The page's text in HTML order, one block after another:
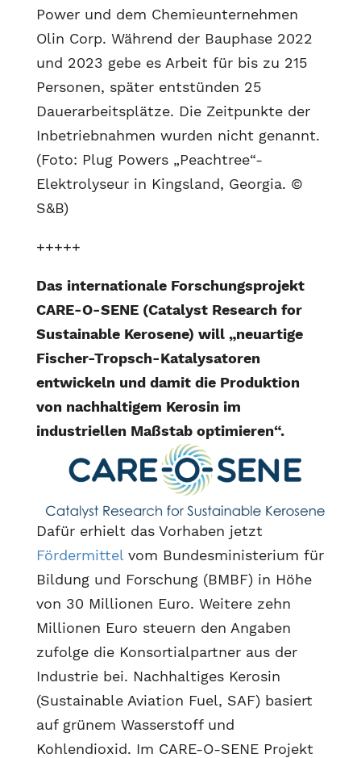
Power und dem Chemieunternehmen
Olin Corp. Während der Bauphase 2022
und 2023 gebe es Arbeit für bis zu 215
Personen, später entstünden 25
Dauerarbeitsplätze. Die Zeitpunkte der
Inbetriebnahmen wurden nicht genannt.
(Foto: Plug Powers „Peachtree“-
Elektrolyseur in Kingsland, Georgia. ©
S&B)
+++++
Das internationale Forschungsprojekt
CARE-O-SENE (Catalyst Research for
Sustainable Kerosene) will „neuartige
Fischer-Tropsch-Katalysatoren
entwickeln und damit die Produktion
von nachhaltigem Kerosin im
industriellen Maßstab optimieren“.
Dafür erhielt das Vorhaben jetzt
Fördermittelvom Bundesministerium für
Bildung und Forschung (BMBF) in Höhe
von 30 Millionen Euro. Weitere zehn
Millionen Euro steuern den Angaben
zufolge die Konsortialpartner aus der
Industrie bei. Nachhaltiges Kerosin
(Sustainable Aviation Fuel, SAF) basiert
auf grünem Wasserstoff und
Kohlendioxid. Im CARE-O-SENE Projekt